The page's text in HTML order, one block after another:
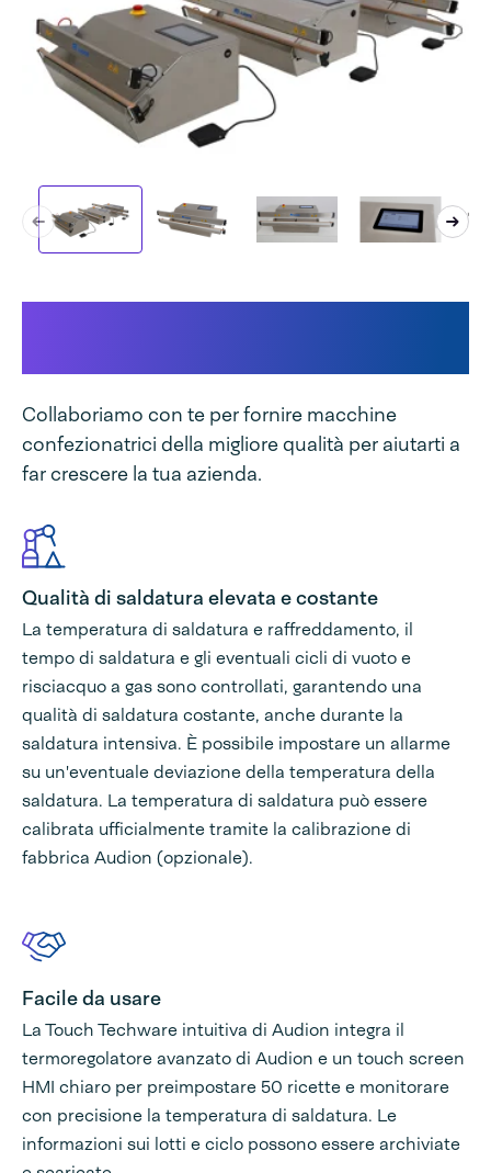
Collaboriamo con te per fornire macchine
confezionatrici della migliore qualità per aiutarti a
far crescere la tua azienda.
Qualità di saldatura elevata e costante
La temperatura di saldatura e raffreddamento, il
tempo di saldatura e gli eventuali cicli di vuoto e
risciacquo a gas sono controllati, garantendo una
qualità di saldatura costante, anche durante la
saldatura intensiva. È possibile impostare un allarme
su un'eventuale deviazione della temperatura della
saldatura. La temperatura di saldatura può essere
calibrata ufficialmente tramite la calibrazione di
fabbrica Audion (opzionale).
Facile da usare
La Touch Techware intuitiva di Audion integra il
termoregolatore avanzato di Audion e un touch screen
HMI chiaro per preimpostare 50 ricette e monitorare
con precisione la temperatura di saldatura. Le
informazioni sui lotti e ciclo possono essere archiviate